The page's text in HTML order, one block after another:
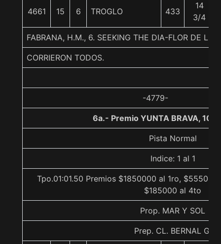
4661 15 6 TROGLO 433
14
3/4
FABRANA, H.M., 6. SEEKING THE DIA-FLOR DE LA
CORRIERON TODOS.
-4779-
6a.- Premio YUNTA BRAVA,
Pista Normal
Indice: 1 al 1
Tpo.01:01.50 Premios $1850000 al 1ro,
$185000 al 4to
Prop. MAR Y SOL
Prep. CL. BERNAL G.